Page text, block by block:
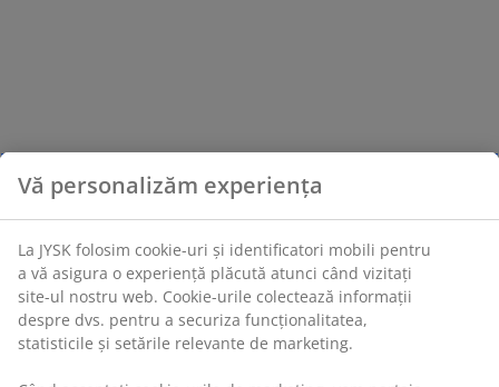
Vă personalizăm experiența
La JYSK folosim cookie-uri și identificatori mobili pentru
a vă asigura o experiență plăcută atunci când vizitați
site-ul nostru web. Cookie-urile colectează informații
despre dvs. pentru a securiza funcționalitatea,
statisticile și setările relevante de marketing.